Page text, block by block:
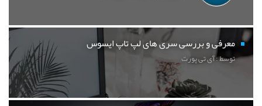
معرفی و بررسی سری های لپ تاپ ایسوس
توسط : آی تی پورت